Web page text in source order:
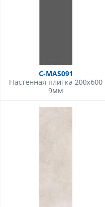
C-MAS091
Настенная плитка 200x600
9мм